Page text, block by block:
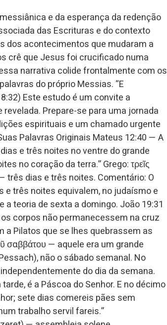
e da esperança da redenção
das Escrituras e do contexto
dos acontecimentos que mudaram a
crê que Jesus foi crucificado numa
narrativa colide frontalmente com os
do próprio Messias. “E
Este estudo é um convite a
Prepare-se para uma jornada
espirituais e um chamado urgente
Palavras Originais Mateus 12:40 — A
e três noites no ventre do grande
no coração da terra.” Grego: τρεῖς
três dias e três noites. Comentário: O
e três noites equivalem, no judaísmo e
teoria de sexta a domingo. João 19:31
os corpos não permanecessem na cruz
a Pilatos que se lhes quebrassem as
σαββάτου — aquele era um grande
não o sábado semanal. No
do dia da semana.
é a Páscoa do Senhor. E no décimo
sete dias comereis pães sem
trabalho servil fareis.”